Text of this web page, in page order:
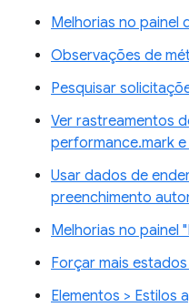
Melhorias no painel
Observações de
Pesquisar
Ver rastreamentos
performance.mark
Usar dados de
preenchimento
Melhorias no painel
Forçar mais
Elementos > Estilos